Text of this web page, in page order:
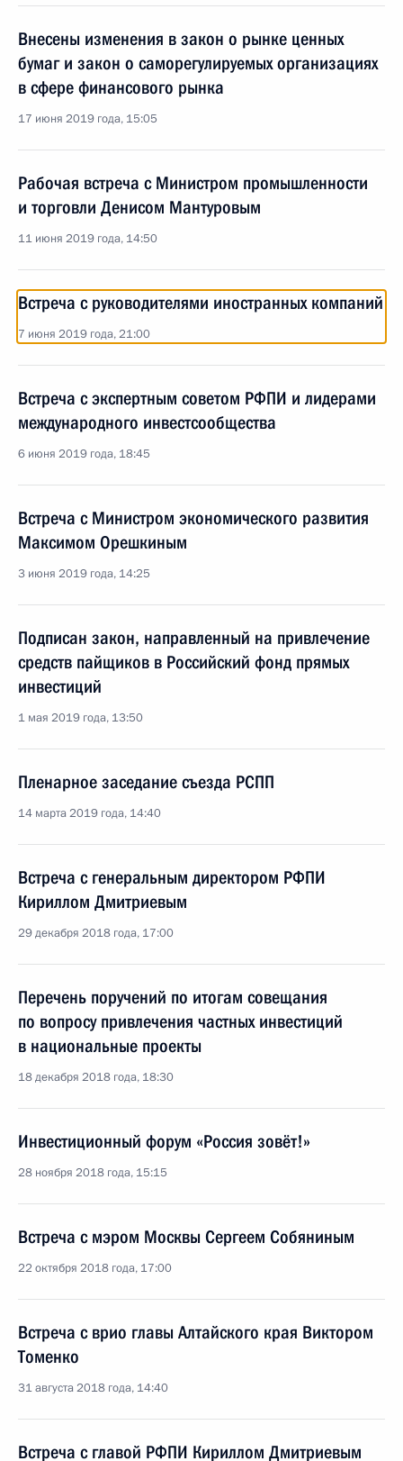
Внесены изменения в закон о рынке ценных
бумаг и закон о саморегулируемых организациях
в сфере финансового рынка
17 июня 2019 года, 15:05
Рабочая встреча с Министром промышленности
и торговли Денисом Мантуровым
11 июня 2019 года, 14:50
Встреча с руководителями иностранных компаний
7 июня 2019 года, 21:00
Встреча с экспертным советом РФПИ и лидерами
международного инвестсообщества
6 июня 2019 года, 18:45
Встреча с Министром экономического развития
Максимом Орешкиным
3 июня 2019 года, 14:25
Подписан закон, направленный на привлечение
средств пайщиков в Российский фонд прямых
инвестиций
1 мая 2019 года, 13:50
Пленарное заседание съезда РСПП
14 марта 2019 года, 14:40
Встреча с генеральным директором РФПИ
Кириллом Дмитриевым
29 декабря 2018 года, 17:00
Перечень поручений по итогам совещания
по вопросу привлечения частных инвестиций
в национальные проекты
18 декабря 2018 года, 18:30
Инвестиционный форум «Россия зовёт!»
28 ноября 2018 года, 15:15
Встреча с мэром Москвы Сергеем Собяниным
22 октября 2018 года, 17:00
Встреча с врио главы Алтайского края Виктором
Томенко
31 августа 2018 года, 14:40
Встреча с главой РФПИ Кириллом Дмитриевым